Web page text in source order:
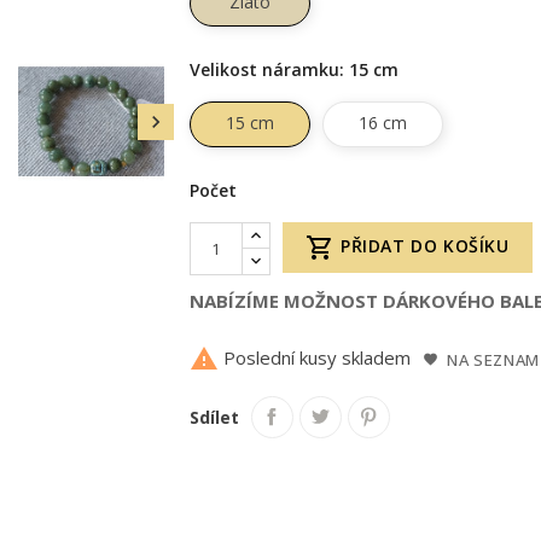

Velikost náramku: 15 cm
15 cm 16 cm
Počet
 PŘIDAT DO KOŠÍKU
NABÍZÍME MOŽNOST DÁRKOVÉHO
 Poslední kusy skladem NA
Sdílet